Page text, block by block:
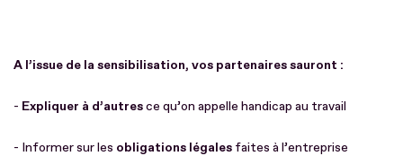
A l’issue de la sensibilisation, vos partenaires sauront :
- Expliquer à d’autresce qu’on appelle handicap au travail
- Informer sur les obligations légales faites à l’entreprise